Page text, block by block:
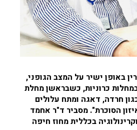
באופן ישיר על המצב הגופני,
כרוניות, כשבראשן מחלת
חרדה, דאגה ומתח עלולים
הסוכרת". מסביר ד"ר אחמד
בכללית מחוז חיפה